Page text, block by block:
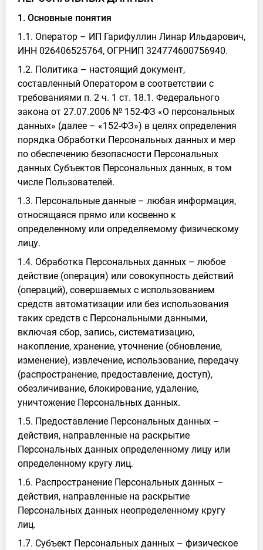
1. Основные понятия
1.1. Оператор – ИП Гарифуллин Линар Ильдарович,
ИНН 026406525764, ОГРНИП 324774600756940.
1.2. Политика – настоящий документ,
составленный Оператором в соответствии с
требованиями п. 2 ч. 1 ст. 18.1. Федерального
закона от 27.07.2006 № 152-ФЗ «О персональных
данных» (далее – «152-ФЗ») в целях определения
порядка Обработки Персональных данных и мер
по обеспечению безопасности Персональных
данных Субъектов Персональных данных, в том
числе Пользователей.
1.3. Персональные данные – любая информация,
относящаяся прямо или косвенно к
определенному или определяемому физическому
лицу.
1.4. Обработка Персональных данных – любое
действие (операция) или совокупность действий
(операций), совершаемых с использованием
средств автоматизации или без использования
таких средств с Персональными данными,
включая сбор, запись, систематизацию,
накопление, хранение, уточнение (обновление,
изменение), извлечение, использование, передачу
(распространение, предоставление, доступ),
обезличивание, блокирование, удаление,
уничтожение Персональных данных.
1.5. Предоставление Персональных данных –
действия, направленные на раскрытие
Персональных данных определенному лицу или
определенному кругу лиц.
1.6. Распространение Персональных данных –
действия, направленные на раскрытие
Персональных данных неопределенному кругу
лиц.
1.7. Субъект Персональных данных – физическое